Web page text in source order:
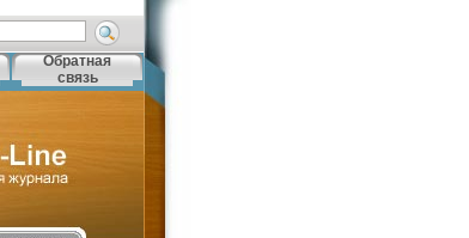
Обратная
связь